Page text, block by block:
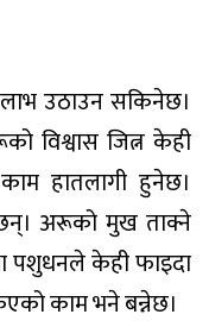
उठाउन सकिनेछ।
विश्वास जित्न केही
हातलागी हुनेछ।
अरूको मुख ताक्ने
पशुधनले केही फाइदा
काम भने बन्नेछ।